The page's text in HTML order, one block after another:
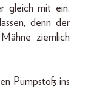
gleich mit ein.
denn der
ziemlich
Pumpstoß ins